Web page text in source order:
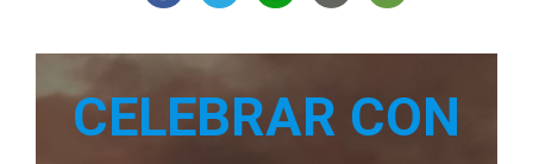
CELEBRAR CON